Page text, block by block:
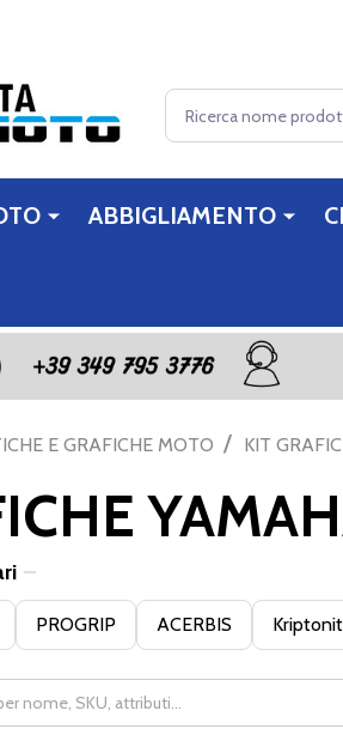
ABBIGLIAMENTO
E GRAFICHE MOTO / KIT
PROGRIP ACERBIS